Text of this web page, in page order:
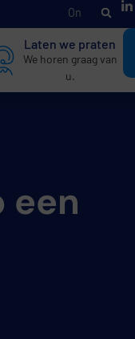
ek
Laten we praten
We horen graag van
u.
een